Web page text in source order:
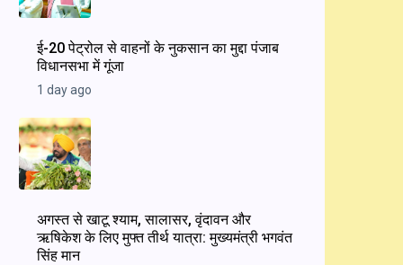
ई-20 पेट्रोल से वाहनों के नुकसान का मुद्दा पंजाब
विधानसभा में गूंजा
1 day ago
अगस्त से खाटू श्याम, सालासर, वृंदावन और
ऋषिकेश के लिए मुफ्त तीर्थ यात्रा: मुख्यमंत्री भगवंत
सिंह मान